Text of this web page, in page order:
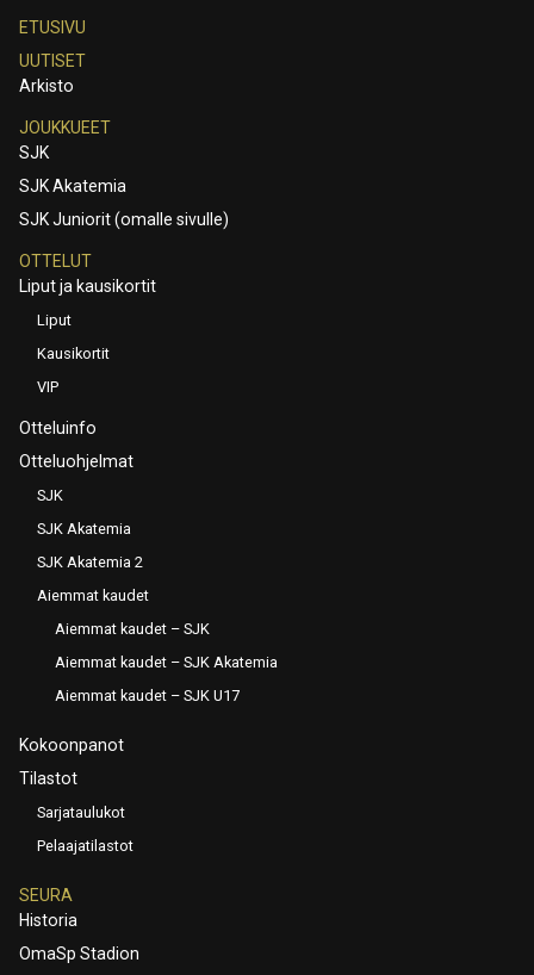
ETUSIVU
UUTISET
Arkisto
JOUKKUEET
SJK
SJK Akatemia
SJK Juniorit (omalle sivulle)
OTTELUT
Liput ja kausikortit
Liput
Kausikortit
VIP
Otteluinfo
Otteluohjelmat
SJK
SJK Akatemia
SJK Akatemia 2
Aiemmat kaudet
Aiemmat kaudet – SJK
Aiemmat kaudet – SJK Akatemia
Aiemmat kaudet – SJK U17
Kokoonpanot
Tilastot
Sarjataulukot
Pelaajatilastot
SEURA
Historia
OmaSp Stadion